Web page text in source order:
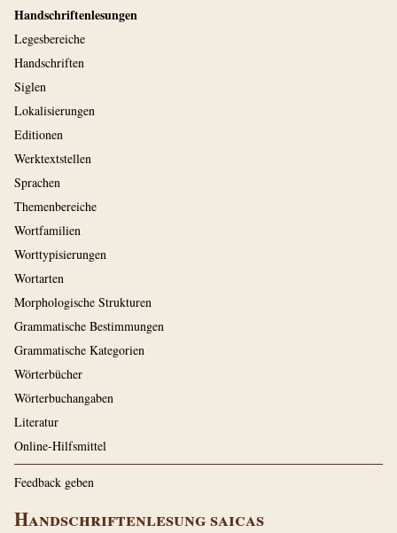
Handschriftenlesungen
Legesbereiche
Handschriften
Siglen
Lokalisierungen
Editionen
Werktextstellen
Sprachen
Themenbereiche
Wortfamilien
Worttypisierungen
Wortarten
Morphologische Strukturen
Grammatische Bestimmungen
Grammatische Kategorien
Wörterbücher
Wörterbuchangaben
Literatur
Online-Hilfsmittel
Feedback geben
Handschriftenlesung saicas